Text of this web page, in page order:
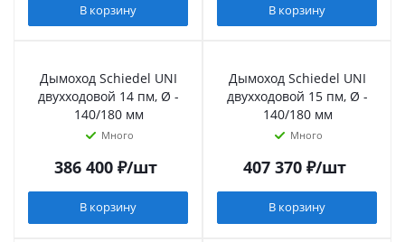
В корзину В корзину
Дымоход Schiedel UNI
двухходовой 14 пм, Ø -
140/180 мм
Много
386 400₽/шт
В корзину
Дымоход Schiedel UNI
двухходовой 15 пм, Ø -
140/180 мм
Много
407 370₽/шт
В корзину